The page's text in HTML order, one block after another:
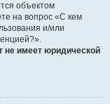
объектом
на вопрос «С кем
и/или
не имеет юридической